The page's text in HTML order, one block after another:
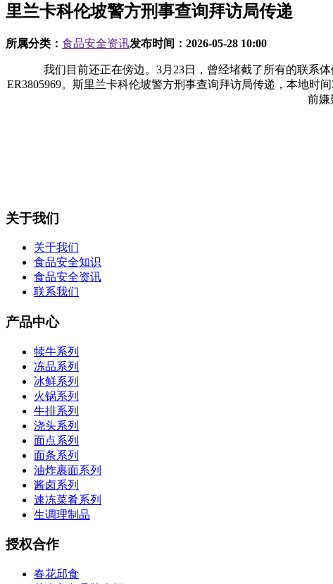
里兰卡科伦坡警方刑事查询拜访局传递
所属分类： 食品安全资讯发布时间： 2026-05-28 10:00
我们目前还正在傍边。3月23日，曾经堵截了所有的联系体
ER3805969。斯里兰卡科伦坡警方刑事查询拜访局传递，本地时
前嫌
关于我们
关于我们
食品安全知识
食品安全资讯
联系我们
产品中心
犊牛系列
冻品系列
冰鲜系列
火锅系列
牛排系列
浇头系列
面点系列
面条系列
油炸裹面系列
酱卤系列
速冻菜肴系列
生调理制品
授权合作
春花邱食